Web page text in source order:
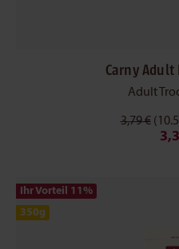
Carny
Adult
3,79 €
Ihr Vorteil 11 %
350g